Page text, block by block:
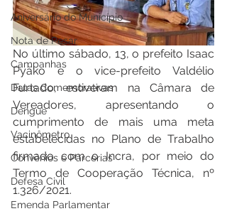
Aniversário do Município
Nota de Pesar
Campanhas
Datas Comemorativas
Dengue
Vacinômetro
Convênios e Parcerias
Defesa Civil
Emenda Parlamentar
No último sábado, 13, o prefeito Isaac
Pyãko e o vice-prefeito Valdélio
Furtado, estiveram na Câmara de
Vereadores, apresentando o
cumprimento de mais uma meta
estabelecidas no Plano de Trabalho
firmado com o Incra, por meio do
Termo de Cooperação Técnica, nº
1.326/2021.